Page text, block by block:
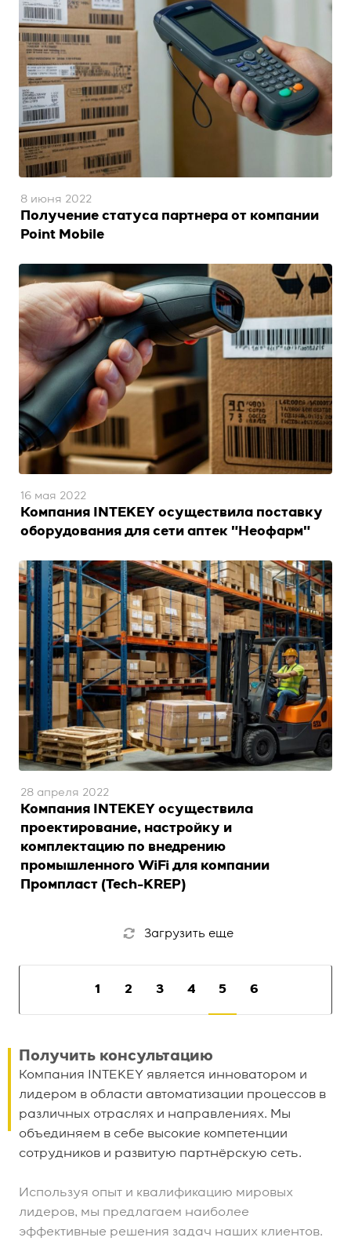
Получение статуса партнера от компании
Point Mobile
8 июня 2022
Компания INTEKEY осуществила поставку
оборудования для сети аптек "Неофарм"
16 мая 2022
Компания INTEKEY осуществила
проектирование, настройку и
комплектацию по внедрению
промышленного WiFi для компании
Промпласт (Tech-KREP)
28 апреля 2022
Загрузить еще
1 2 3 4 5 6
Получить консультацию
Компания INTEKEY является инноватором и
лидером в области автоматизации процессов в
различных отраслях и направлениях. Мы
объединяем в себе высокие компетенции
сотрудников и развитую партнёрскую сеть.
Используя опыт и квалификацию мировых
лидеров, мы предлагаем наиболее
эффективные решения задач наших клиентов.